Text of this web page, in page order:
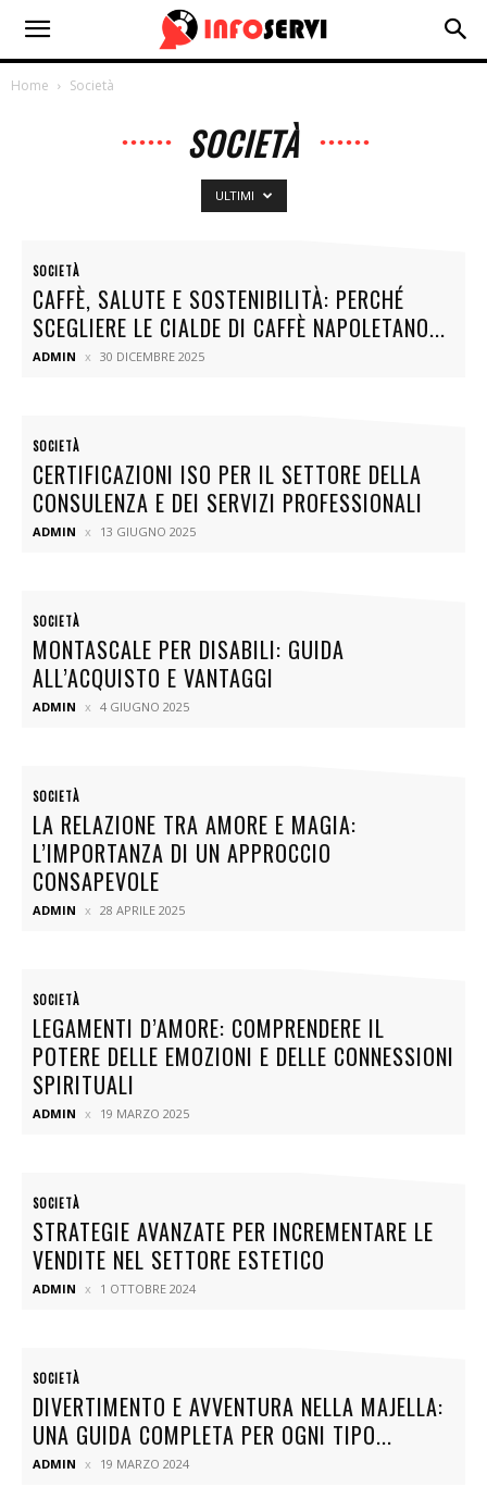
Home Società
SOCIETÀ
ULTIMI
SOCIETÀ
CAFFÈ, SALUTE E SOSTENIBILITÀ: PERCHÉ
SCEGLIERE LE CIALDE DI CAFFÈ NAPOLETANO...
ADMIN 30 DICEMBRE 2025
SOCIETÀ
CERTIFICAZIONI ISO PER IL SETTORE DELLA
CONSULENZA E DEI SERVIZI PROFESSIONALI
ADMIN 13 GIUGNO 2025
SOCIETÀ
MONTASCALE PER DISABILI: GUIDA
ALL’ACQUISTO E VANTAGGI
ADMIN 4 GIUGNO 2025
SOCIETÀ
LA RELAZIONE TRA AMORE E MAGIA:
L’IMPORTANZA DI UN APPROCCIO
CONSAPEVOLE
ADMIN 28 APRILE 2025
SOCIETÀ
LEGAMENTI D’AMORE: COMPRENDERE IL
POTERE DELLE EMOZIONI E DELLE CONNESSIONI
SPIRITUALI
ADMIN 19 MARZO 2025
SOCIETÀ
STRATEGIE AVANZATE PER INCREMENTARE LE
VENDITE NEL SETTORE ESTETICO
ADMIN 1 OTTOBRE 2024
SOCIETÀ
DIVERTIMENTO E AVVENTURA NELLA MAJELLA:
UNA GUIDA COMPLETA PER OGNI TIPO...
ADMIN 19 MARZO 2024